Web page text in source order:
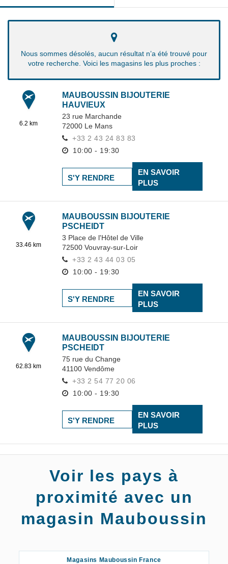
Nous sommes désolés, aucun résultat n’a été trouvé pour
votre recherche. Voici les magasins les plus proches :
6.2 km
MAUBOUSSIN BIJOUTERIE
HAUVIEUX
23 rue Marchande
72000 Le Mans
+33 2 43 24 83 83
10:00 - 19:30
EN SAVOIR
PLUS
S'Y RENDRE
33.46 km
MAUBOUSSIN BIJOUTERIE
PSCHEIDT
3 Place de l'Hôtel de Ville
72500 Vouvray-sur-Loir
+33 2 43 44 03 05
10:00 - 19:30
EN SAVOIR
PLUS
S'Y RENDRE
62.83 km
MAUBOUSSIN BIJOUTERIE
PSCHEIDT
75 rue du Change
41100 Vendôme
+33 2 54 77 20 06
10:00 - 19:30
EN SAVOIR
PLUS
S'Y RENDRE
Voir les pays à
proximité avec un
magasin Mauboussin
Magasins Mauboussin France